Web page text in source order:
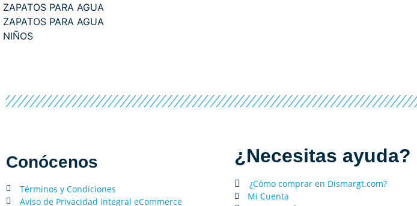
ZAPATOS PARA AGUA
ZAPATOS PARA AGUA
NIÑOS
Conócenos
Términos y Condiciones
Aviso de Privacidad Integral eCommerce
¿Necesitas ayuda?
¿Cómo comprar en Dismargt.com?
Mi Cuenta